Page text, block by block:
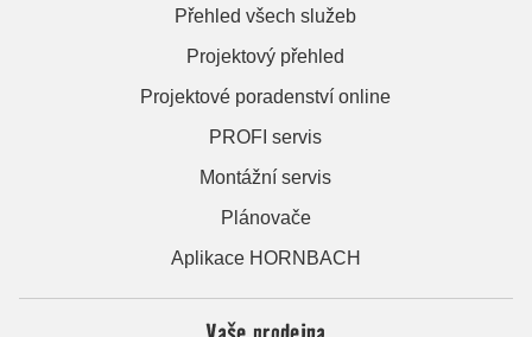
Přehled všech služeb
Projektový přehled
Projektové poradenství online
PROFI servis
Montážní servis
Plánovače
Aplikace HORNBACH